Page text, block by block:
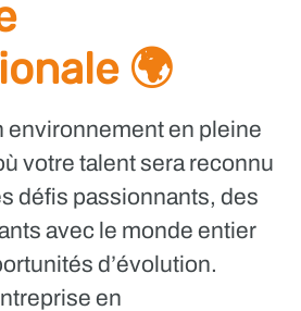
🌍
environnement en pleine
votre talent sera reconnu
défis passionnants, des
avec le monde entier
d’évolution.
en